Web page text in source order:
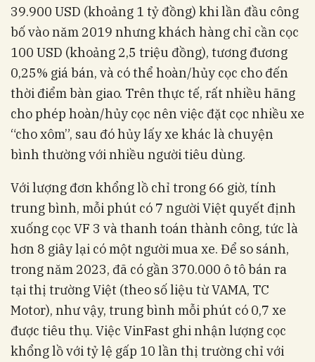
39.900 USD (khoảng 1 tỷ đồng) khi lần đầu công
bố vào năm 2019 nhưng khách hàng chỉ cần cọc
100 USD (khoảng 2,5 triệu đồng), tương đương
0,25% giá bán, và có thể hoàn/hủy cọc cho đến
thời điểm bàn giao. Trên thực tế, rất nhiều hãng
cho phép hoàn/hủy cọc nên việc đặt cọc nhiều xe
“cho xôm”, sau đó hủy lấy xe khác là chuyện
bình thường với nhiều người tiêu dùng.
Với lượng đơn khổng lồ chỉ trong 66 giờ, tính
trung bình, mỗi phút có 7 người Việt quyết định
xuống cọc VF 3 và thanh toán thành công, tức là
hơn 8 giây lại có một người mua xe. Để so sánh,
trong năm 2023, đã có gần 370.000 ô tô bán ra
tại thị trường Việt (theo số liệu từ VAMA, TC
Motor), như vậy, trung bình mỗi phút có 0,7 xe
được tiêu thụ. Việc VinFast ghi nhận lượng cọc
khổng lồ với tỷ lệ gấp 10 lần thị trường chỉ với